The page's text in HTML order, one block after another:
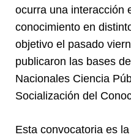
ocurra una interacción
conocimiento en
objetivo el pasado
publicaron las bases
Nacionales Ciencia
Socialización del
Esta convocatoria es